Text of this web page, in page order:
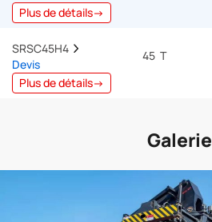
Plus de détails→
SRSC45H4
Devis
Plus de détails→
45 T
Galerie